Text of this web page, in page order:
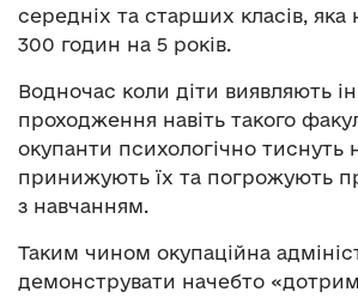
середніх та старших класів, яка
300 годин на 5 років.
Водночас коли діти виявляють
проходження навіть такого
окупанти психологічно тиснуть
принижують їх та погрожують
з навчанням.
Таким чином окупаційна
демонструвати начебто